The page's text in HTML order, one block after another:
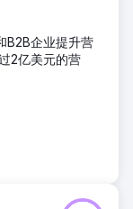
B2B企业提升营
2亿美元的营